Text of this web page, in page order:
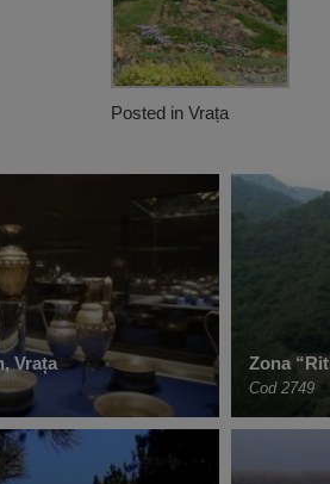
Posted in Vrața
Vrața Zona
Cod 2749